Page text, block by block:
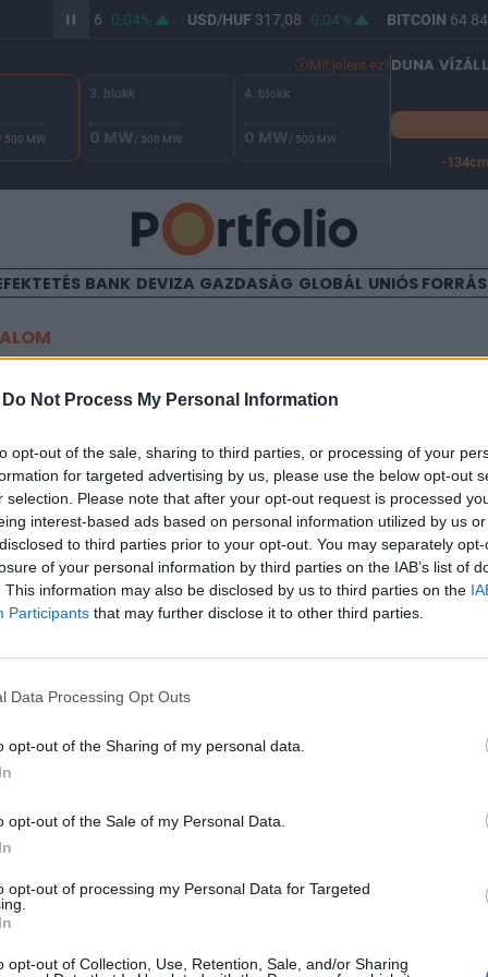
Do Not Process My Personal Information
opt-out of the sale, sharing to third parties, or processing of your
for targeted advertising by us, please use the below opt-out
selection. Please note that after your opt-out request is processed
interest-based ads based on personal information utilized by us
to third parties prior to your opt-out. You may separately
of your personal information by third parties on the IAB’s list of
This information may also be disclosed by us to third parties on the
Participants that may further disclose it to other third parties.
Data Processing Opt Outs
opt-out of the Sharing of my personal data.
opt-out of the Sale of my Personal Data.
opt-out of processing my Personal Data for Targeted
opt-out of Collection, Use, Retention, Sale, and/or Sharing
365,56 0,04% USD/HUF317,08 0,04% BITCOIN 64
Mit jelent ez?
/ 500 MW
3. blokk
0 MW/ 500 MW
4. blokk
0 MW/ 500 MW
DUNA
-134cm
BANK DEVIZA GAZDASÁG GLOBÁL UNIÓS
irodaterület kezelési jogát
meg az ingatlanóriás
menedzselési jogát szerezte meg a CBRE - tette
Az üzletkötés értelmében ingatlantanácsadó
Forum 2026A hazai ingatlanpiac legnagyobb üzleti és
A CA Immo budapesti irodaportfóliója 9 épületre és összesen
terjednek ki. A portfólió magába foglalja a XIII. kerületi
portfolio.hu hírarchívumához tartozik, melynek olvasása
cikkarchívum